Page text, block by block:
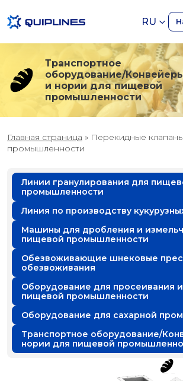
RU
Транспортное
оборудование/
и нории для пищевой
промышленности
Главная страница » Перекидные
промышленности
Линии гранулирования для
промышленности
Линия по производству
Машины для дробления и
пищевой промышленности
Обезвоживающие шнековые
обезвоживания
Оборудование для просеивания
пищевой промышленности
Оборудование для сахарной
Транспортное оборудование/
нории для пищевой